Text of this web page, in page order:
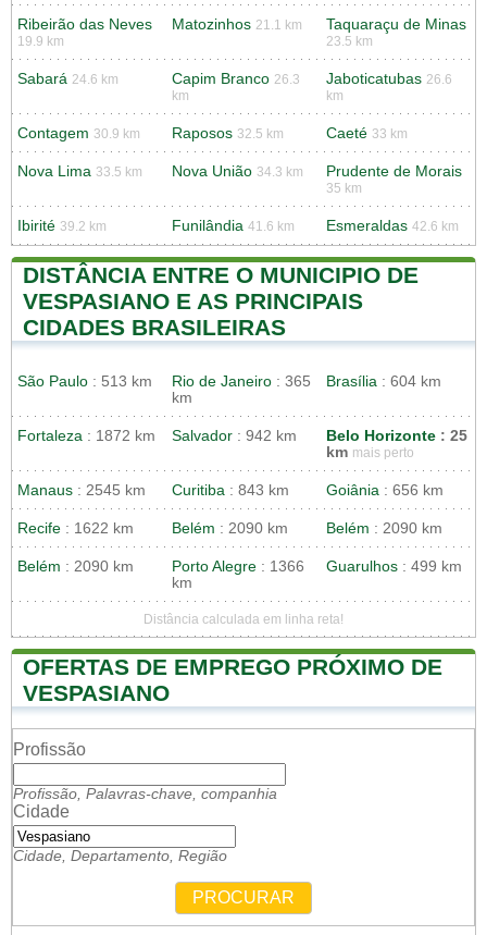
Ribeirão das Neves
19.9 km
Matozinhos 21.1 km Taquaraçu de Minas
23.5 km
Sabará 24.6 km Capim Branco 26.3
km
Jaboticatubas 26.6
km
Contagem 30.9 km Raposos 32.5 km Caeté 33 km
Nova Lima 33.5 km Nova União 34.3 km Prudente de Morais
35 km
Ibirité 39.2 km Funilândia 41.6 km Esmeraldas 42.6 km
DISTÂNCIA ENTRE O MUNICIPIO DE
VESPASIANO E AS PRINCIPAIS
CIDADES BRASILEIRAS
São Paulo : 513 km Rio de Janeiro : 365
km
Brasília : 604 km
Fortaleza : 1872 km Salvador : 942 km Belo Horizonte : 25
km mais perto
Manaus : 2545 km Curitiba : 843 km Goiânia : 656 km
Recife : 1622 km Belém : 2090 km Belém : 2090 km
Belém : 2090 km Porto Alegre : 1366
km
Guarulhos : 499 km
Distância calculada em linha reta!
OFERTAS DE EMPREGO PRÓXIMO DE
VESPASIANO
Profissão
Profissão, Palavras-chave, companhia
Cidade
Cidade, Departamento, Região
PROCURAR